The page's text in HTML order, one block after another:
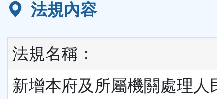
法規內容
法規名稱：
新增本府及所屬機關處理人